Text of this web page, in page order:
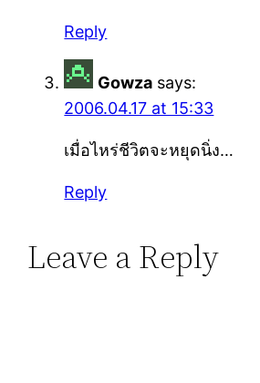
Reply
Gowza says:
2006.04.17 at 15:33
เมื่อไหร่ชีวิตจะหยุดนิ่ง…
Reply
Leave a Reply